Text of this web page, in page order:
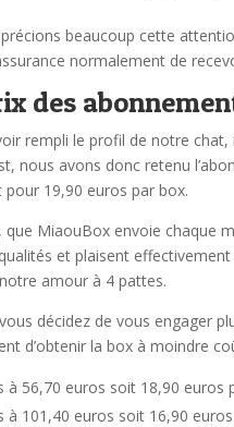
beaucoup cette
normalement de
des
rempli le profil de notre
nous avons donc retenu
19,90 euros par box.
que MiaouBox envoie chaque
et plaisent
amour à 4 pattes.
décidez de vous engager
d’obtenir la box à moindre
à 56,70 euros soit 18,90 euros
à 101,40 euros soit 16,90